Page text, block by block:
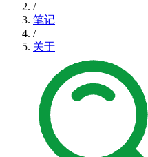
/
笔记
/
关于